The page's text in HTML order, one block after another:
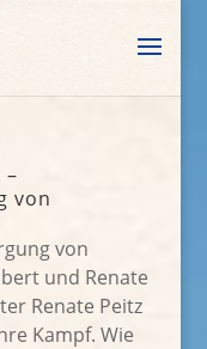
–
von
von
und Renate
Renate Peitz
Kampf. Wie